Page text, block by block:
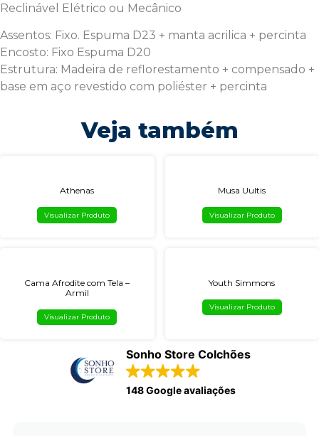
Reclinável Elétrico ou Mecânico
Assentos: Fixo. Espuma D23 + manta acrilica + percinta
Encosto: Fixo Espuma D20
Estrutura: Madeira de reflorestamento + compensado +
base em aço revestido com poliéster + percinta
Veja também
Athenas
Visualizar Produto
Musa Uultis
Visualizar Produto
Cama Afrodite com Tela –
Armil
Visualizar Produto
Youth Simmons
Visualizar Produto
Sonho Store Colchões
148 Google avaliações